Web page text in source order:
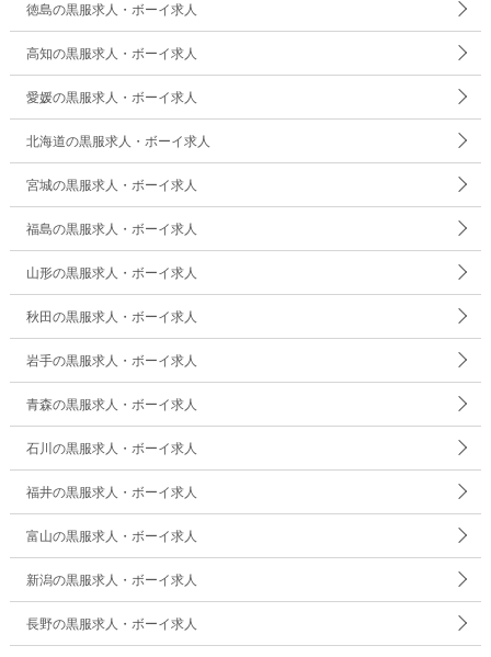
徳島の黒服求人・ボーイ求人
高知の黒服求人・ボーイ求人
愛媛の黒服求人・ボーイ求人
北海道の黒服求人・ボーイ求人
宮城の黒服求人・ボーイ求人
福島の黒服求人・ボーイ求人
山形の黒服求人・ボーイ求人
秋田の黒服求人・ボーイ求人
岩手の黒服求人・ボーイ求人
青森の黒服求人・ボーイ求人
石川の黒服求人・ボーイ求人
福井の黒服求人・ボーイ求人
富山の黒服求人・ボーイ求人
新潟の黒服求人・ボーイ求人
長野の黒服求人・ボーイ求人